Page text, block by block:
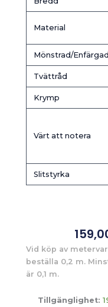
Material
Mönstrad/Enfärgad
Tvättråd
Krymp
Värt att notera
Slitstyrka
Vid köp av
beställa 0,2 m.
är 0,1 m.
Tillgänglighet: